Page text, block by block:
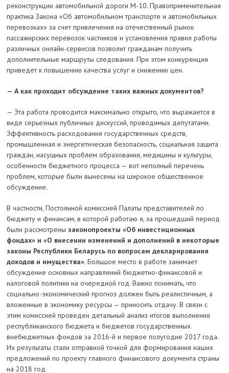
реконструкции автомобильной дороги М-10. Правоприменительная
практика Закона «Об автомобильном транспорте и автомобильных
перевозках» за счет привлечения на отечественный рынок
пассажирских перевозок частников и установления правил работы
различных онлайн-сервисов позволит гражданам получить
дополнительные маршруты следования. При этом конкуренция
приведет к повышению качест­ва услуг и снижению цен.
— А как проходит обсуждение таких важных документов?
— Эта работа проводится максимально открыто, что выражается в
виде серьезных публичных дискуссий, проводимых депутатами.
Эффективность расходования государственных средств,
промышленная и энергетическая безопасность, социальная защита
граждан, насущных проблем образования, медицины и культуры,
особенности бюджетного процесса — вот неполный перечень
проблем, которые были вынесены на широкое общественное
обсуждение.
В частности, Постоянной комиссией Палаты представителей по
бюджету и финансам, в которой работаю я, за прошедший период
были рассмотрены законопроекты «Об инвестиционных
фондах» и «О внесении изменений и дополнений в некоторые
законы Республики Беларусь по вопросам декларирования
доходов и имущества». Большое место в работе занимает
обсуждение основных направлений бюджетно-финансовой и
налоговой политики на очередной год. Важно понимать, что
социально-экономический прогноз должен быть реалистичным, а
вложенные в экономику ресурсы — приносить отдачу. В связи с
этим комиссией проведен детальный анализ итогов выполнения
республиканского бюджета и бюджетов государственных
внебюджетных фондов за 2016-й и первое полугодие 2017 года.
Их результаты стали отправной точкой для формирования наших
предложений по проекту главного финансового документа страны
на 2018 год.